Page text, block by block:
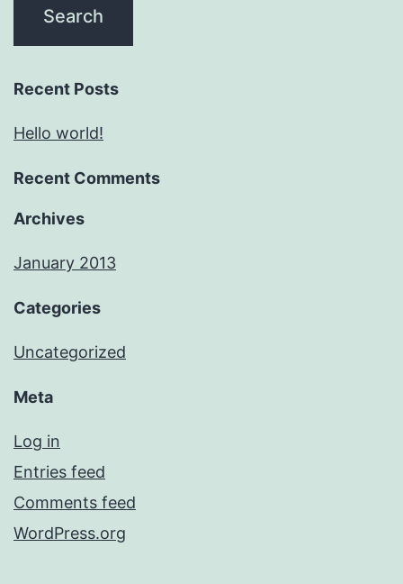
Recent Posts
Hello world!
Recent Comments
Archives
January 2013
Categories
Uncategorized
Meta
Log in
Entries feed
Comments feed
WordPress.org